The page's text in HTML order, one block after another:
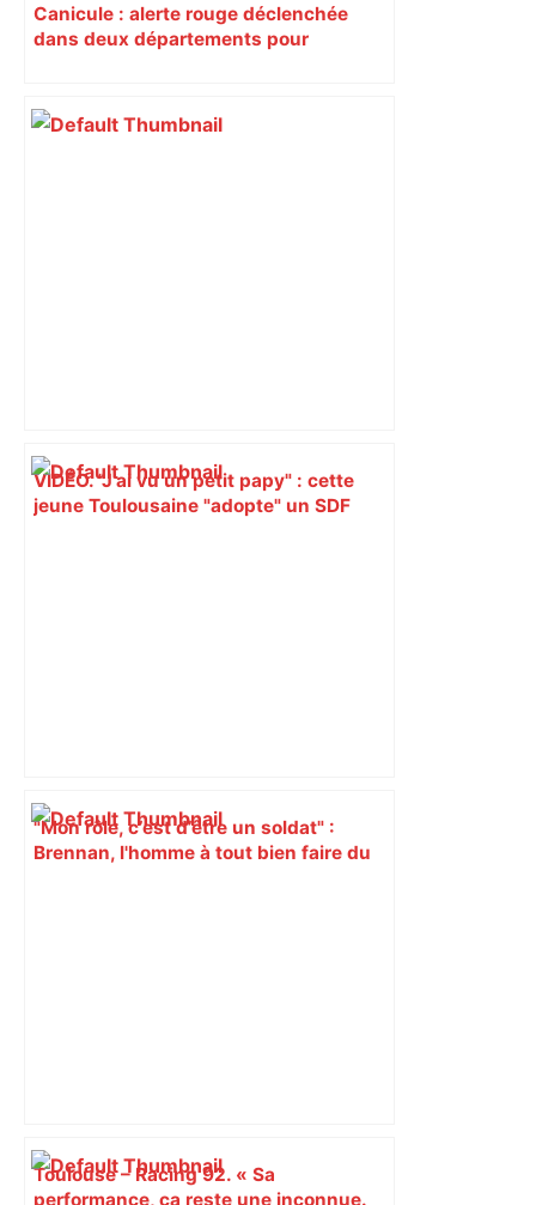
Canicule : alerte rouge déclenchée
dans deux départements pour
VIDÉO. "J’ai vu un petit papy" : cette
jeune Toulousaine "adopte" un SDF
"Mon rôle, c’est d’être un soldat" :
Brennan, l'homme à tout bien faire du
Toulouse – Racing 92. « Sa
performance, ça reste une inconnue.